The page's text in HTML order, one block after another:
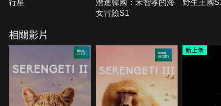
行星
潛進韓國：宋智孝的海
女冒險S1
野生王國
相關影片